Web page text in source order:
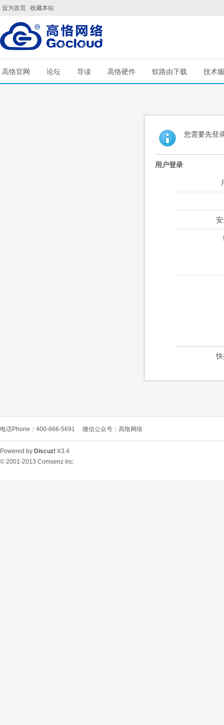
设为首页 收藏本站
高恪官网 论坛 导读 高恪硬件 软路由下载 技术
您需要先登
用户登录
电话Phone：400-666-5691 微信公众号：高恪网络
Powered by Discuz! X3.4
© 2001-2013 Comsenz Inc.